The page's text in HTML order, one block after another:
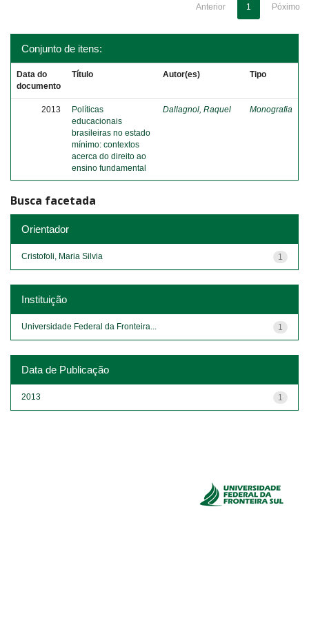
Anterior 1 Póximo
Conjunto de itens:
Data do
documento
Título Autor(es) Tipo
2013
Políticas
educacionais
brasileiras no estado
mínimo: contextos
acerca do direito ao
ensino fundamental
Dallagnol, Raquel Monografia
Busca facetada
Orientador
1
Cristofoli, Maria Silvia
Instituição
1
Universidade Federal da Fronteira...
Data de Publicação
1
2013